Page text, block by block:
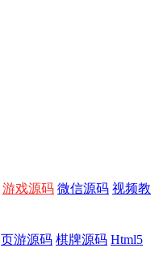
游戏源码 微信源码 视频教
页游源码 棋牌源码 Html5